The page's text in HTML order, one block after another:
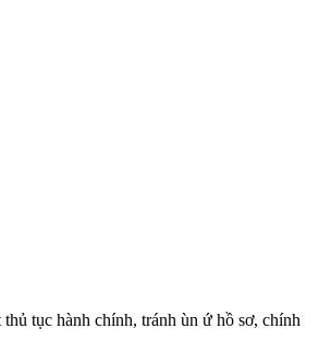
tục hành chính, tránh ùn ứ hồ sơ, chính